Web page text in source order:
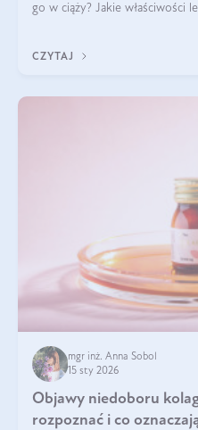
go w ciąży? Jakie właściwości
CZYTAJ
mgr inż. Anna Sobol
15 sty 2026
Objawy niedoboru
rozpoznać i co